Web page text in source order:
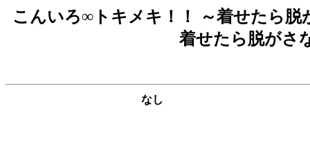
こんいろ∞トキメキ！！ ～着せたら脱
着せたら脱がさ
なし